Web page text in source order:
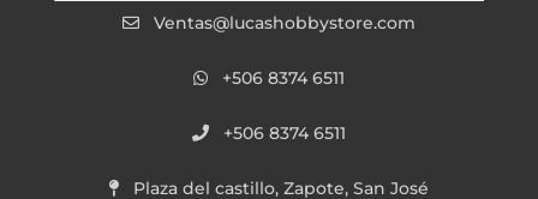
Ventas@lucashobbystore.com
+506 8374 6511
+506 8374 6511
Plaza del castillo, Zapote, San José